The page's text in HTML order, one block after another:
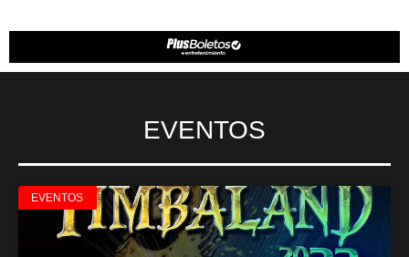
EVENTOS
EVENTOS